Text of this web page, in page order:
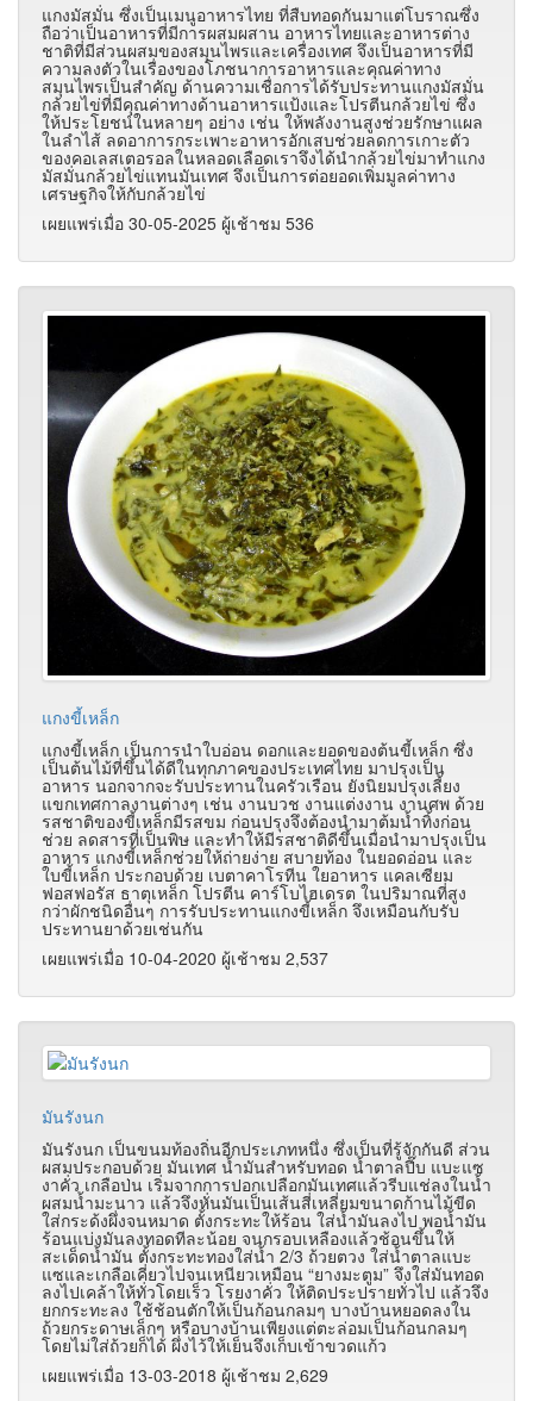
แกงมัสมั่น ซึ่งเป็นเมนูอาหารไทย ที่สืบทอดกันมาแต่โบราณซึ่ง
ถือว่าเป็นอาหารที่มีการผสมผสาน อาหารไทยและอาหารต่าง
ชาติที่มีส่วนผสมของสมุนไพรและเครื่องเทศ จึงเป็นอาหารที่มี
ความลงตัวในเรื่องของโภชนาการอาหารและคุณค่าทาง
สมุนไพรเป็นสำคัญ ด้านความเชื่อการได้รับประทานแกงมัสมั่น
กล้วยไข่ที่มีคุณค่าทางด้านอาหารแป้งและโปรตีนกล้วยไข่ ซึ่ง
ให้ประโยชน์ในหลายๆ อย่าง เช่น ให้พลังงานสูงช่วยรักษาแผล
ในลำไส้ ลดอาการกระเพาะอาหารอักเสบช่วยลดการเกาะตัว
ของคอเลสเตอรอลในหลอดเลือดเราจึงได้นำกล้วยไข่มาทำแกง
มัสมั่นกล้วยไข่แทนมันเทศ จึงเป็นการต่อยอดเพิ่มมูลค่าทาง
เศรษฐกิจให้กับกล้วยไข่
เผยแพร่เมื่อ 30-05-2025 ผู้เช้าชม 536
แกงขี้เหล็ก
แกงขี้เหล็ก เป็นการนำใบอ่อน ดอกและยอดของต้นขี้เหล็ก ซึ่ง
เป็นต้นไม้ที่ขึ้นได้ดีในทุกภาคของประเทศไทย มาปรุงเป็น
อาหาร นอกจากจะรับประทานในครัวเรือน ยังนิยมปรุงเลี้ยง
แขกเทศกาลงานต่างๆ เช่น งานบวช งานแต่งงาน งานศพ ด้วย
รสชาติของขี้เหล็กมีรสขม ก่อนปรุงจึงต้องนำมาต้มน้ำทิ้งก่อน
ช่วย ลดสารที่เป็นพิษ และทำให้มีรสชาติดีขึ้นเมื่อนำมาปรุงเป็น
อาหาร แกงขี้เหล็กช่วยให้ถ่ายง่าย สบายท้อง ในยอดอ่อน และ
ใบขี้เหล็ก ประกอบด้วย เบตาคาโรทีน ใยอาหาร แคลเซียม
ฟอสฟอรัส ธาตุเหล็ก โปรตีน คาร์โบไฮเดรต ในปริมาณที่สูง
กว่าผักชนิดอื่นๆ การรับประทานแกงขี้เหล็ก จึงเหมือนกับรับ
ประทานยาด้วยเช่นกัน
เผยแพร่เมื่อ 10-04-2020 ผู้เช้าชม 2,537
มันรังนก
มันรังนก เป็นขนมท้องถิ่นอีกประเภทหนึ่ง ซึ่งเป็นที่รู้จักกันดี ส่วน
ผสมประกอบด้วย มันเทศ น้ำมันสำหรับทอด น้ำตาลปี๊บ แบะแซ
งาคั่ว เกลือป่น เริ่มจากการปอกเปลือกมันเทศแล้วรีบแช่ลงในน้ำ
ผสมน้ำมะนาว แล้วจึงหั่นมันเป็นเส้นสี่เหลี่ยมขนาดก้านไม้ขีด
ใส่กระด้งผึ่งจนหมาด ตั้งกระทะให้ร้อน ใส่น้ำมันลงไป พอน้ำมัน
ร้อนแบ่งมันลงทอดทีละน้อย จนกรอบเหลืองแล้วช้อนขึ้นให้
สะเด็ดน้ำมัน ตั้งกระทะทองใส่น้ำ 2/3 ถ้วยตวง ใส่น้ำตาลแบะ
แซและเกลือเคี่ยวไปจนเหนียวเหมือน “ยางมะตูม” จึงใส่มันทอด
ลงไปเคล้าให้ทั่วโดยเร็ว โรยงาคั่ว ให้ติดประปรายทั่วไป แล้วจึง
ยกกระทะลง ใช้ช้อนตักให้เป็นก้อนกลมๆ บางบ้านหยอดลงใน
ถ้วยกระดาษเล็กๆ หรือบางบ้านเพียงแต่ตะล่อมเป็นก้อนกลมๆ
โดยไม่ใส่ถ้วยก็ได้ ผึ่งไว้ให้เย็นจึงเก็บเข้าขวดแก้ว
เผยแพร่เมื่อ 13-03-2018 ผู้เช้าชม 2,629